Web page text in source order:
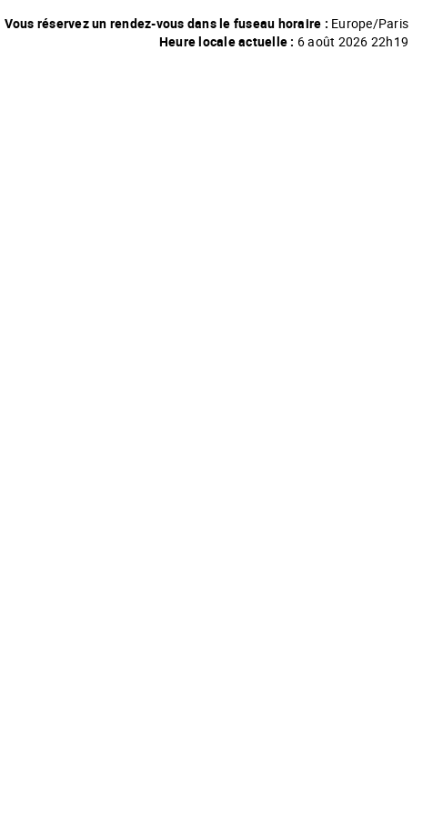
Vous réservez un rendez-vous dans le fuseau horaire : Europe/Paris
Heure locale actuelle : 6 août 2026 22h19